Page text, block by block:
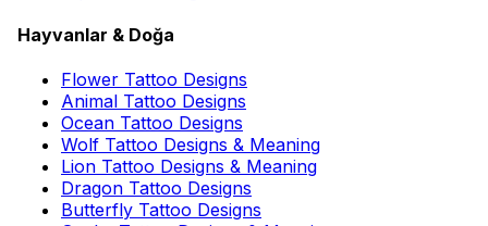
Hayvanlar & Doğa
Flower Tattoo Designs
Animal Tattoo Designs
Ocean Tattoo Designs
Wolf Tattoo Designs & Meaning
Lion Tattoo Designs & Meaning
Dragon Tattoo Designs
Butterfly Tattoo Designs